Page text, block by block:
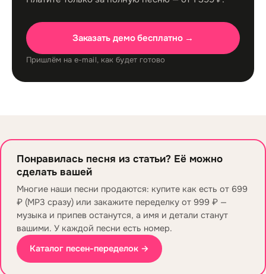
Заказать демо бесплатно →
Пришлём на e-mail, как будет готово
Понравилась песня из статьи? Её можно
сделать вашей
Многие наши песни продаются: купите как есть от 699
₽ (MP3 сразу) или закажите переделку от 999 ₽ —
музыка и припев останутся, а имя и детали станут
вашими. У каждой песни есть номер.
Каталог песен-переделок →